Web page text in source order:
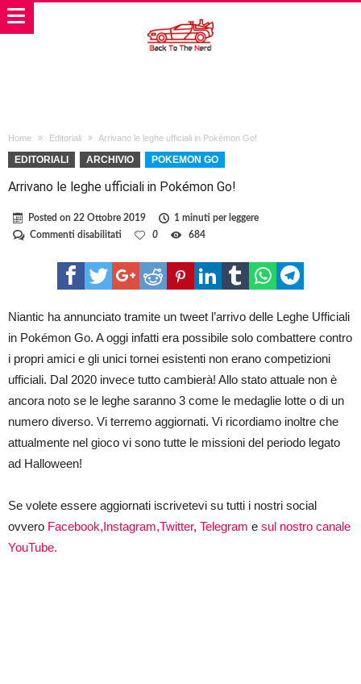
Home Editoriali Arrivano le leghe ufficiali in Pokémon Go!
EDITORIALI ARCHIVIO POKEMON GO
Arrivano le leghe ufficiali in Pokémon Go!
Posted on 22 Ottobre 2019
1 minuti per leggere
Commenti disabilitati
leghe
ufficiali
Pokémon
Go!
0 684
Niantic ha annunciato tramite un tweet l’arrivo delle Leghe Ufficiali
in Pokémon Go. A oggi infatti era possibile solo combattere contro
i propri amici e gli unici tornei esistenti non erano competizioni
ufficiali. Dal 2020 invece tutto cambierà! Allo stato attuale non è
ancora noto se le leghe saranno 3 come le medaglie lotte o di un
numero diverso. Vi terremo aggiornati. Vi ricordiamo inoltre che
attualmente nel gioco vi sono tutte le missioni del periodo legato
ad Halloween!
Se volete essere aggiornati iscrivetevi su tutti i nostri social
ovvero Facebook,Instagram,Twitter, Telegram e sul nostro canale
YouTube.